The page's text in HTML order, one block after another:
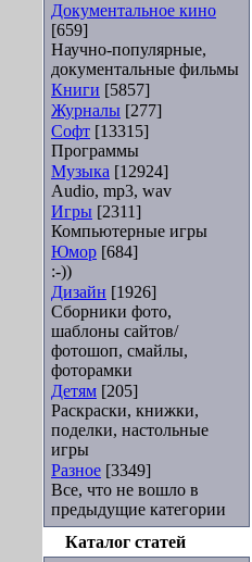
Документальное кино
[659]
Научно-популярные,
документальные фильмы
Книги [5857]
Журналы [277]
Софт [13315]
Программы
Музыка [12924]
Audio, mp3, wav
Игры [2311]
Компьютерные игры
Юмор [684]
:-))
Дизайн [1926]
Сборники фото,
шаблоны сайтов/
фотошоп, смайлы,
фоторамки
Детям [205]
Раскраски, книжки,
поделки, настольные
игры
Разное [3349]
Все, что не вошло в
предыдущие категории
Каталог статей